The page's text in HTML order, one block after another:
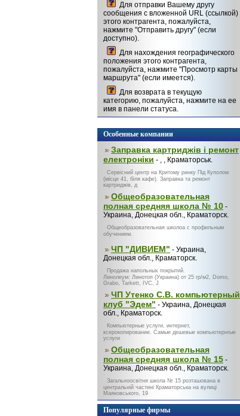
Для отправки Вашему другу
сообщения с вложенной URL (ссылкой)
этого контрагента, пожалуйста,
нажмите "Отправить другу" (если
доступно).
Для нахождения географического
положения этого контрагента,
пожалуйста, нажмите "Просмотр карты
маршрута" (если имеется).
Для возврата в текущую
категорию, пожалуйста, нажмите на ее
имя в панели статуса.
Особенные компании
Заправка картриджів і ремонт
електроніки - , , Краматорськ.
Сервісний центр на Критому ринку Під Куполом
(місце 41, біля кафе). Заправка та ремонт
картриджів, д
Общеобразовательная
полная средняя школа № 10 -
Украина, Донецкая обл., Краматорск.
Общеобразовательная школоа с профильным
обучением.
ЧП "ДИВИЕМ" - Украина,
Донецкая обл., Краматорск.
Продажа напольных покрытий.
Линолеум: Линотоп (Украина) от 25 гр/м2, Domo,
Grabo, Tarkett, IVC, J
ЧП Утенко С.В. компьютерный
клуб "Эдем" - Украина, Донецкая
обл., Краматорск.
Компьютерные услуги, интернет,
ксерокопирование. Самые дешевые компьютернгые
услуги
Общеобразовательная
полная средняя школа № 15 -
Украина, Донецкая обл., Краматорск.
Загальноосвітня школа № 15 розташована в
центральній частині Краматорська на вулиці
Маяковського, 19
Популярные фирмы